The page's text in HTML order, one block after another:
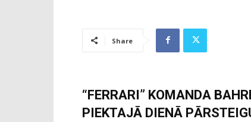
Share
“FERRARI” KOMANDA
PIEKTAJĀ DIENĀ